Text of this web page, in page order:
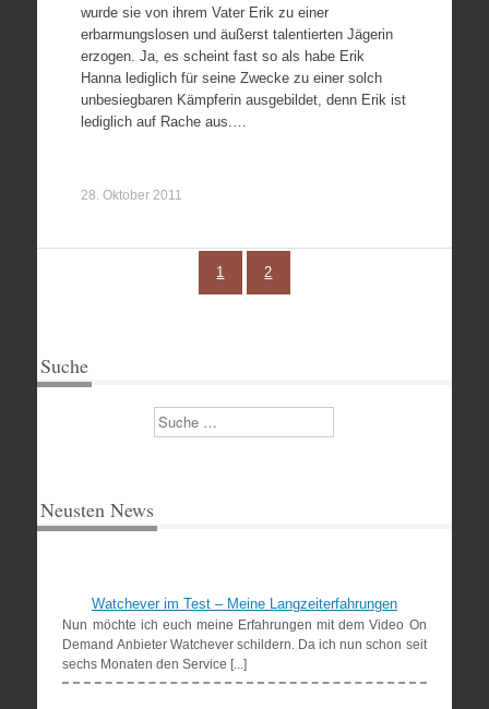
wurde sie von ihrem Vater Erik zu einer
erbarmungslosen und äußerst talentierten Jägerin
erzogen. Ja, es scheint fast so als habe Erik
Hanna lediglich für seine Zwecke zu einer solch
unbesiegbaren Kämpferin ausgebildet, denn Erik ist
lediglich auf Rache aus.…
28. Oktober 2011
1 2
Suche
Suchen
Neusten News
Watchever im Test – Meine Langzeiterfahrungen
Nun möchte ich euch meine Erfahrungen mit dem Video On
Demand Anbieter Watchever schildern. Da ich nun schon seit
sechs Monaten den Service [...]